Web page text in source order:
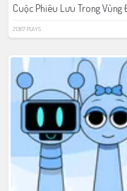
21367 PLAYS